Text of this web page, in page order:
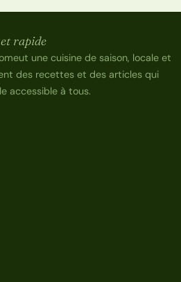
rapide
une cuisine de saison, locale et
des recettes et des articles qui
accessible à tous.